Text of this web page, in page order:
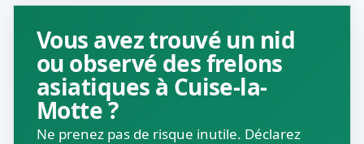
Vous avez trouvé un nid
ou observé des frelons
asiatiques à Cuise-la-
Motte ?
Ne prenez pas de risque inutile. Déclarez